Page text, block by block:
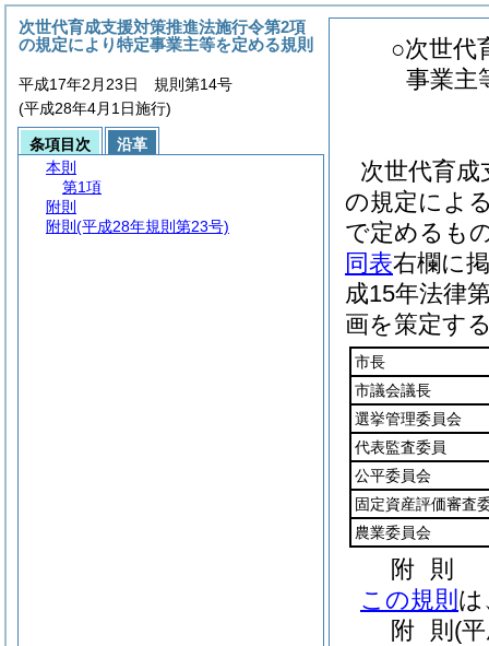
○次世代
事業主
次世代育成
の規定によ
で定めるも
同表右欄に
成15年法律
画を策定す
市長
市議会議長
選挙管理委員会
代表監査委員
公平委員会
固定資産評価審査
農業委員会
附 則
この規則 は
附 則 (
次世代育成支援対策推進法施行令第2項
の規定により特定事業主等を定める規則
平成17年2月23日 規則第14号
(平成28年4月1日施行)
条項目次
沿革
本則
第1項
附則
附則 (平成28年規則第23号)